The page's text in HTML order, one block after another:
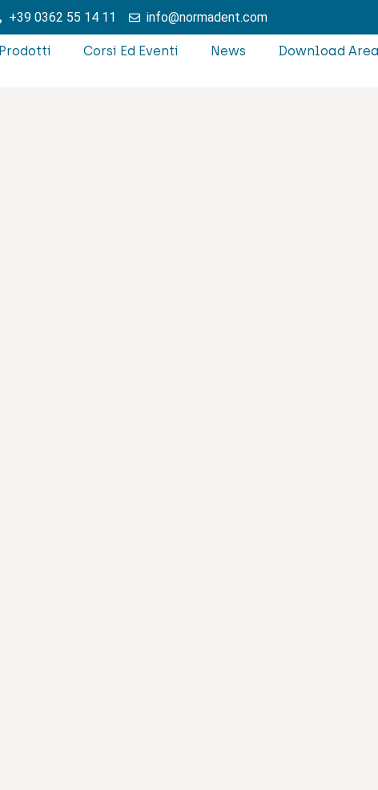
+39 0362 55 14 11 info@normadent.com
Prodotti Corsi Ed Eventi News Download Area